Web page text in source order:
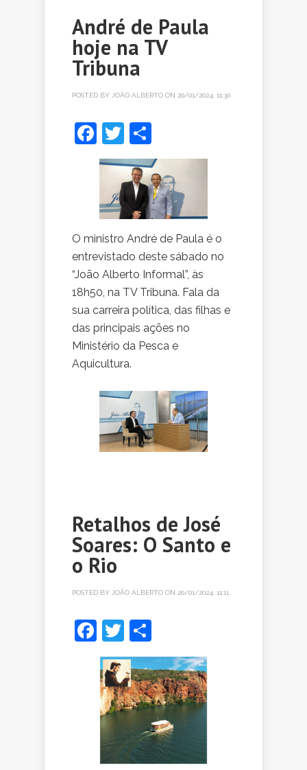
André de Paula
hoje na TV
Tribuna
POSTED BY JOÃO ALBERTO ON 20/01/2024, 11:30
Facebook
Twitter
O ministro André de Paula é o
entrevistado deste sábado no
“João Alberto Informal”, às
18h50, na TV Tribuna. Fala da
sua carreira política, das filhas e
das principais ações no
Ministério da Pesca e
Aquicultura.
Retalhos de José
Soares: O Santo e
o Rio
POSTED BY JOÃO ALBERTO ON 20/01/2024, 11:11
Facebook
Twitter